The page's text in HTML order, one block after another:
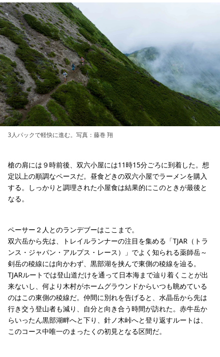
3人パックで軽快に進む。写真：藤巻 翔
槍の肩には９時前後、双六小屋には11時15分ごろに到着した。想
定以上の順調なペースだ。昼食どきの双六小屋でラーメンを購入
する。しっかりと調理された小屋食は結果的にこのときが最後と
なる。
ペーサー２人とのランデブーはここまで。
双六岳から先は、トレイルランナーの注目を集める「TJAR（トラ
ンス・ジャパン・アルプス・レース）」でよく知られる薬師岳～
剣岳の稜線には向かわず、黒部湖を挟んで東側の稜線を辿る。
TJARルートでは登山道だけを通って日本海まで辿り着くことが出
来ないし、何より木村がホームグラウンドからいつも眺めている
のはこの東側の稜線だ。仲間に別れを告げると、水晶岳から先は
行き交う登山者も減り、自分と向き合う時間が訪れた。赤牛岳か
らいったん黒部湖畔へと下り、針ノ木峠へと登り返すルートは、
このコース中唯一のまったくの初見となる区間だ。